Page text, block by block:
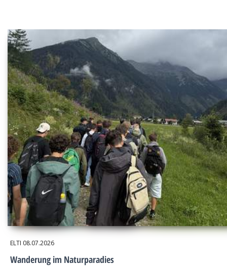
ELTI 08.07.2026
Wanderung im Naturparadies